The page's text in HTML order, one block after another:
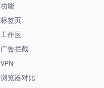
功能
标签页
工作区
广告拦截
VPN
浏览器对比